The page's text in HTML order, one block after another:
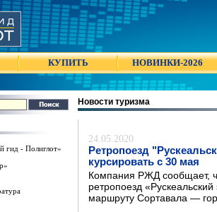
КУПИТЬ НОВИНКИ-2026
гид - Полиглот»
Новости туризма
24.05.2020
Ретропоезд
курсировать с 30 мая
Компания РЖД сообщает,
ретропоезд
маршруту Сортавала —